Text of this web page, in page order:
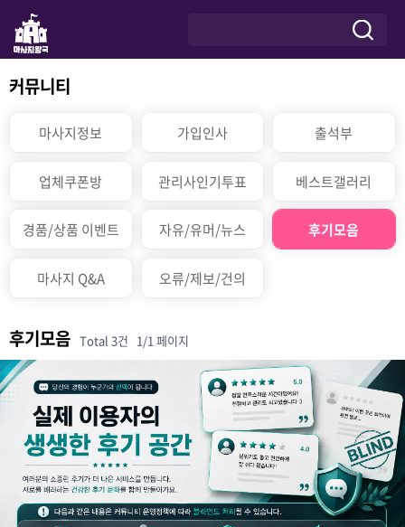
커뮤니티
마사지정보 가입인사 출석부
업체쿠폰방 관리사인기투표 베스트갤러리
경품/상품 이벤트 자유/유머/뉴스 후기모음
마사지 Q&A 오류/제보/건의
후기모음 Total 3건 1/1 페이지